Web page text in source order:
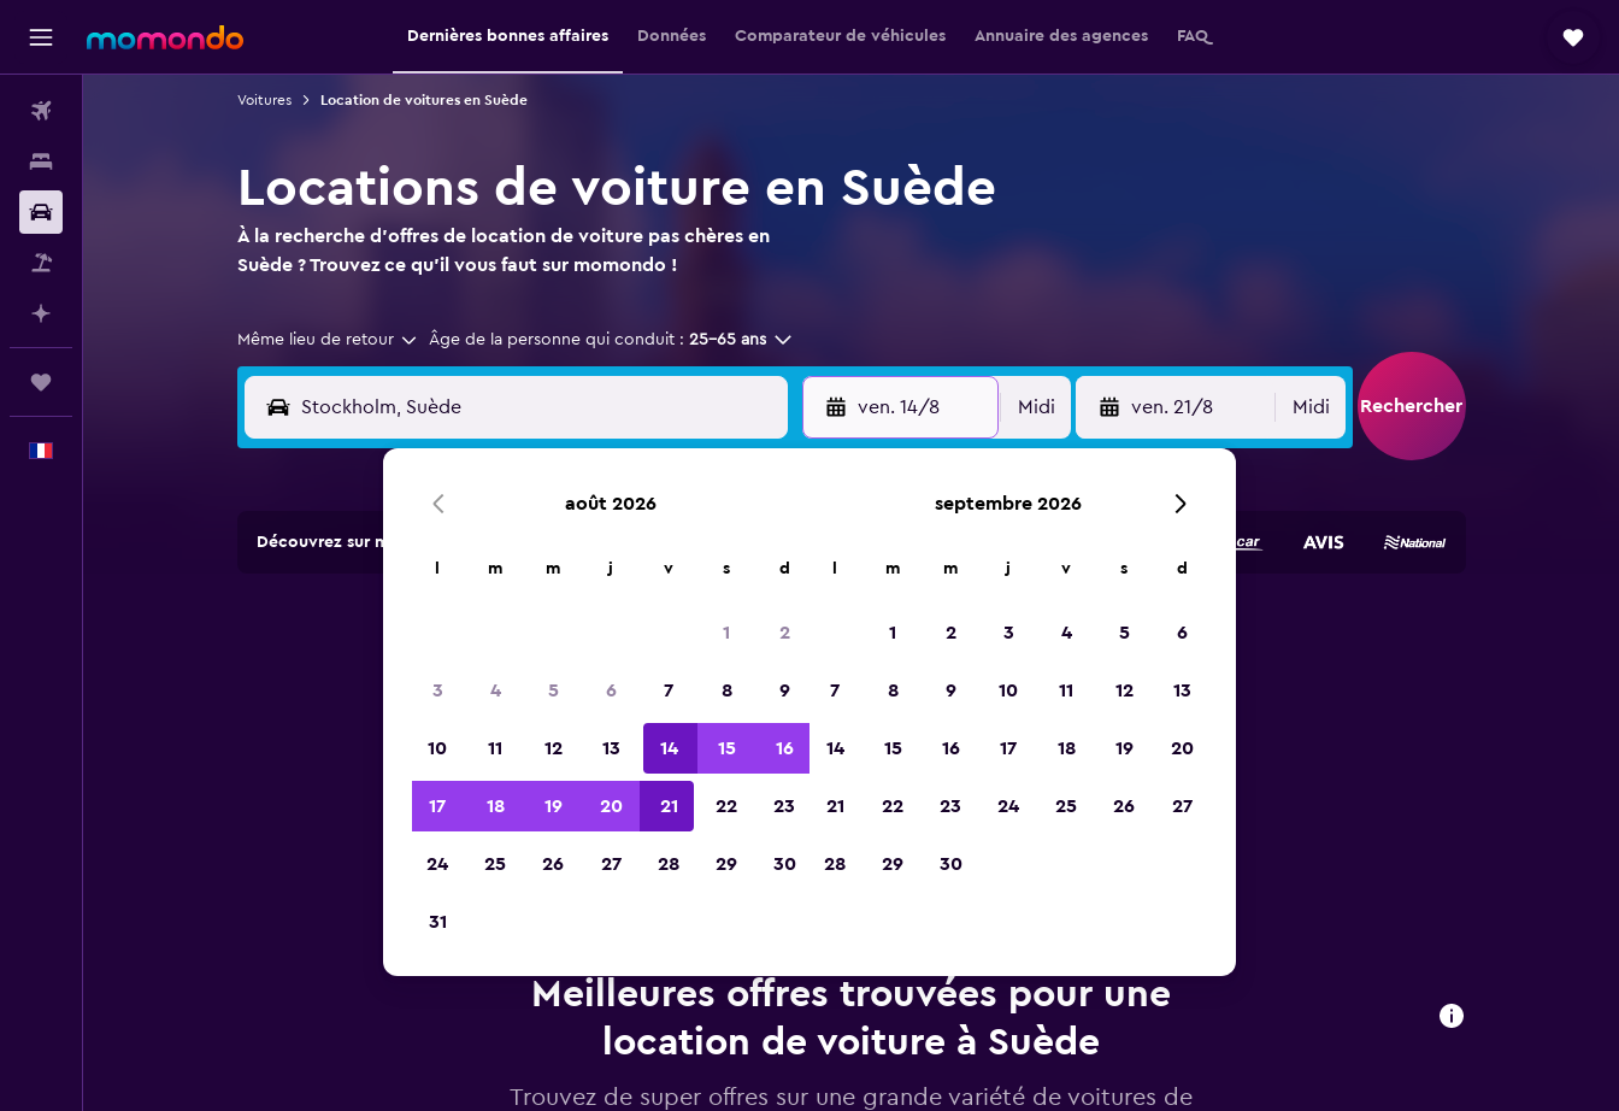
Dernières bonnes affaires Données Comparateur de véhicules Annuaire des agences FAQ
Voitures Location de voitures en Suède
Locations de voiture en Suède
À la recherche d'offres de location de voiture pas chères en
Suède ? Trouvez ce qu'il vous faut sur momondo !
Même lieu de retour Âge de la personne qui conduit : 25-65 ans
ven. 14/8 Midi ven. 21/8 Midi Rechercher
Découvrez sur momondo des offres d'agences de location dans plus de 70 000 endroits.
2023
Meilleures offres trouvées pour une
location de voiture à Suède
Trouvez de super offres sur une grande variété de voitures de
août 2026
m m j v s d
1 2
3 4 5 6 7 8 9
10 11 12 13 14 15 16
17 18 19 20 21 22 23
24 25 26 27 28 29 30
31
septembre 2026
m m j v s d
1 2 3 4 5 6
7 8 9 10 11 12 13
14 15 16 17 18 19 20
21 22 23 24 25 26 27
28 29 30